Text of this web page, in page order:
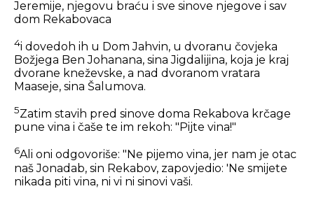
Jeremije, njegovu braću i sve sinove njegove i sav
dom Rekabovaca
4i dovedoh ih u Dom Jahvin, u dvoranu čovjeka
Božjega Ben Johanana, sina Jigdalijina, koja je kraj
dvorane kneževske, a nad dvoranom vratara
Maaseje, sina Šalumova.
5Zatim stavih pred sinove doma Rekabova krčage
pune vina i čaše te im rekoh: "Pijte vina!"
6Ali oni odgovoriše: "Ne pijemo vina, jer nam je otac
naš Jonadab, sin Rekabov, zapovjedio: 'Ne smijete
nikada piti vina, ni vi ni sinovi vaši.